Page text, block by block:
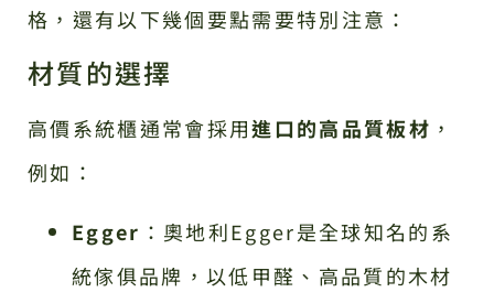
格，還有以下幾個要點需要特別注意：
材質的選擇
高價系統櫃通常會採用進口的高品質板材 ，
例如：
Egger ：奧地利Egger是全球知名的系
統傢俱品牌，以低甲醛、高品質的木材